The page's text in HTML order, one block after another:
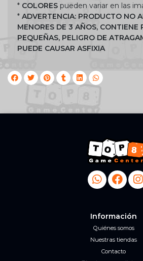
* COLORES pueden variar en las
* ADVERTENCIA: PRODUCTO NO
MENORES DE 3 AÑOS, CONTIENE
PEQUEÑAS, PELIGRO DE
PUEDE CAUSAR ASFIXIA
Información
Quiénes somos
Nuestras tiendas
Contacto